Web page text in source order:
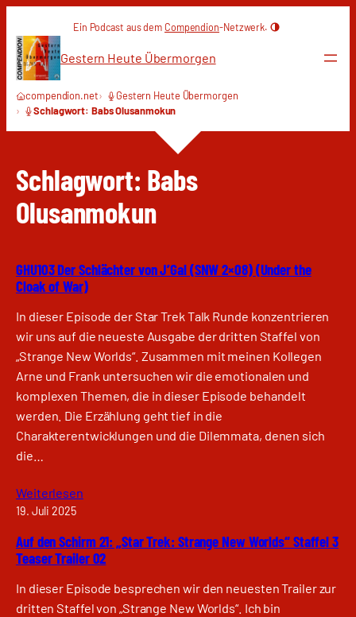
Inhalt
springen
Ein Podcast aus dem Compendion-Netzwerk.
Gestern Heute Übermorgen
compendion.net
Gestern Heute Übermorgen
Schlagwort: Babs Olusanmokun
Schlagwort: Babs
Olusanmokun
GHU103 Der Schlächter von J’Gal (SNW 2×08) (Under the
Cloak of War)
In dieser Episode der Star Trek Talk Runde konzentrieren
wir uns auf die neueste Ausgabe der dritten Staffel von
„Strange New Worlds“. Zusammen mit meinen Kollegen
Arne und Frank untersuchen wir die emotionalen und
komplexen Themen, die in dieser Episode behandelt
werden. Die Erzählung geht tief in die
Charakterentwicklungen und die Dilemmata, denen sich
die…
Weiterlesen
19. Juli 2025
Auf den Schirm 21: „Star Trek: Strange New Worlds“ Staffel 3
Teaser Trailer 02
In dieser Episode besprechen wir den neuesten Trailer zur
dritten Staffel von „Strange New Worlds“. Ich bin